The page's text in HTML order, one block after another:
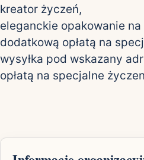
kreator życzeń,
eleganckie opakowanie
dodatkową opłatą na
wysyłka pod wskazany
opłatą na specjalne